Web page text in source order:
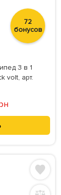
72
бонусов
3 в 1
volt, арт.